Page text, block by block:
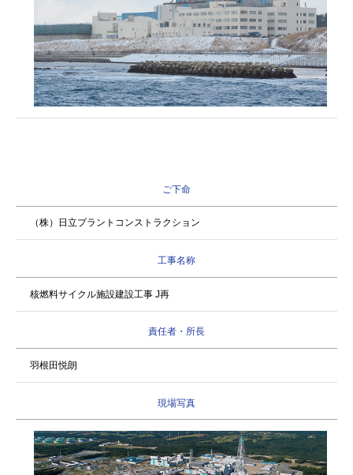
ご下命
（株）日立プラントコンストラクション
工事名称
核燃料サイクル施設建設工事 J再
責任者・所長
羽根田悦朗
現場写真